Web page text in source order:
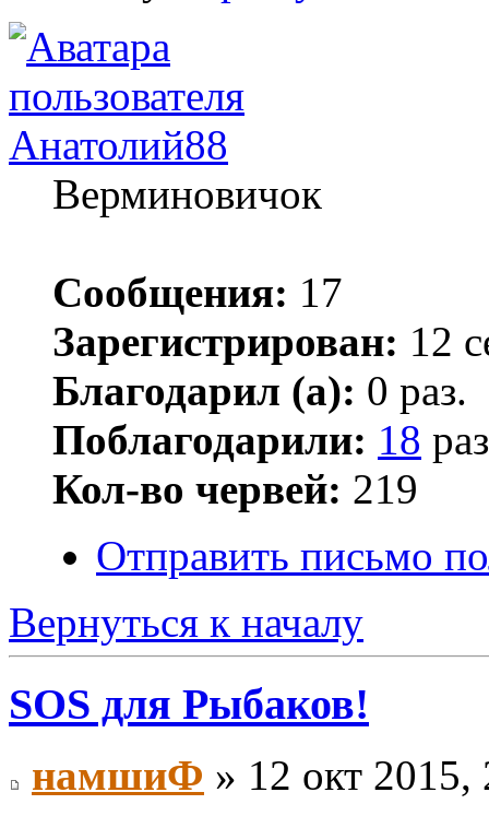
Анатолий88
Верминовичок
Сообщения: 17
Зарегистрирован: 12
Благодарил (а): 0 раз.
Поблагодарили: 18
Кол-во червей: 219
Отправить письмо
Вернуться к началу
SOS для Рыбаков!
намшиФ » 12 окт 2015,